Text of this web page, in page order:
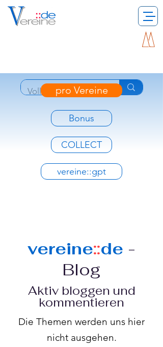
pro Vereine
Bonus
COLLECT
vereine::gpt
vereine::de -
Blog
Aktiv bloggen und
kommentieren
Die Themen werden uns hier
nicht ausgehen.